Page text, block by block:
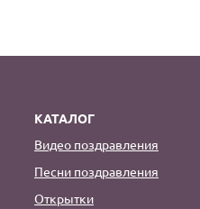
КАТАЛОГ
Видео поздравления
Песни поздравления
Открытки